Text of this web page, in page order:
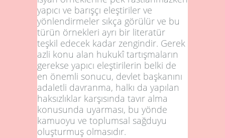
yapıcı ve barışçı eleştiriler ve
yönlendirmeler sıkça görülür ve bu
türün örnekleri ayrı bir literatür
teşkil edecek kadar zengindir. Gerek
azli konu alan hukukî tartışmaların
gerekse yapıcı eleştirilerin belki de
en önemli sonucu, devlet başkanını
adaletli davranma, halkı da yapılan
haksızlıklar karşısında tavır alma
konusunda uyarması, bu yönde
kamuoyu ve toplumsal sağduyu
oluşturmuş olmasıdır.